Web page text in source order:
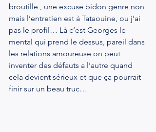
broutille , une excuse bidon genre non
mais l’entretien est à Tataouine, ou j’ai
pas le profil… Là c’est Georges le
mental qui prend le dessus, pareil dans
les relations amoureuse on peut
inventer des défauts a l’autre quand
cela devient sérieux et que ça pourrait
finir sur un beau truc…